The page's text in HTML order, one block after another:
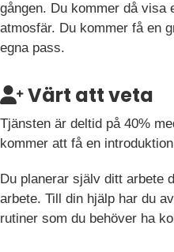
gången. Du kommer då visa
atmosfär. Du kommer få en
egna pass.
Värt att veta
Tjänsten är deltid på 40%
kommer att få en
Du planerar själv ditt arbete
arbete. Till din hjälp har du
rutiner som du behöver ha